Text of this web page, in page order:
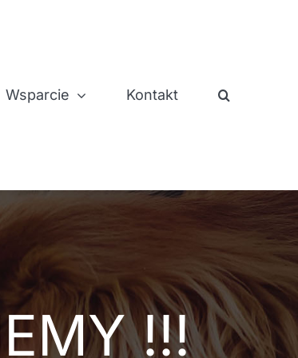
Wsparcie Kontakt
!!!